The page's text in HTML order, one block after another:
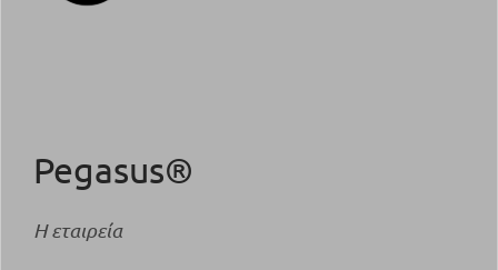
Pegasus®
Η εταιρεία